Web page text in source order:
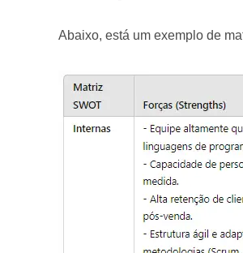
Abaixo, está um exemplo de